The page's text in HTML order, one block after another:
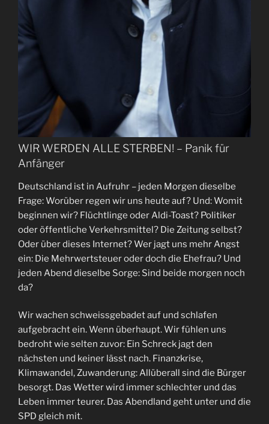
WIR WERDEN ALLE STERBEN! – Panik für
Anfänger
Deutschland ist in Aufruhr – jeden Morgen dieselbe
Frage: Worüber regen wir uns heute auf? Und: Womit
beginnen wir? Flüchtlinge oder Aldi-Toast? Politiker
oder öffentliche Verkehrsmittel? Die Zeitung selbst?
Oder über dieses Internet? Wer jagt uns mehr Angst
ein: Die Mehrwertsteuer oder doch die Ehefrau? Und
jeden Abend dieselbe Sorge: Sind beide morgen noch
da?
Wir wachen schweissgebadet auf und schlafen
aufgebracht ein. Wenn überhaupt. Wir fühlen uns
bedroht wie selten zuvor: Ein Schreck jagt den
nächsten und keiner lässt nach. Finanzkrise,
Klimawandel, Zuwanderung: Allüberall sind die Bürger
besorgt. Das Wetter wird immer schlechter und das
Leben immer teurer. Das Abendland geht unter und die
SPD gleich mit.